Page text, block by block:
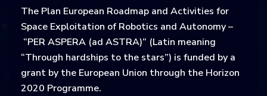
The Plan European Roadmap and Activities for
Space Exploitation of Robotics and Autonomy –
“PER ASPERA (ad ASTRA)” (Latin meaning
“Through hardships to the stars”) is funded by a
grant by the European Union through the Horizon
2020 Programme.